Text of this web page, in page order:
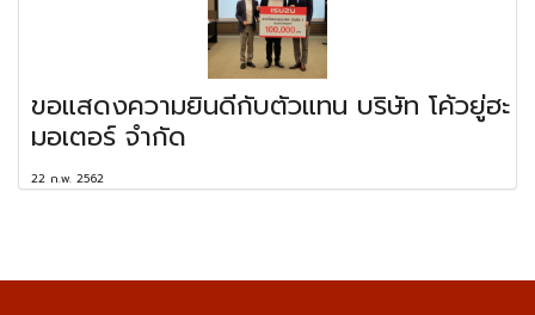
ขอแสดงความยินดีกับตัวแทน บริษัท โค้วยู่ฮะ
มอเตอร์ จำกัด
22 ก.พ. 2562